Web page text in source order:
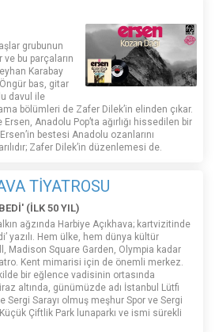
grubunun
ve bu parçaların
Karabay
bas, gitar
davul ile
bölümleri de Zafer Dilek’in elinden çıkar.
Anadolu Pop’ta ağırlığı hissedilen bir
bestesi Anadolu ozanlarını
Zafer Dilek’in düzenlemesi de.
TİYATROSU
(İLK 50 YIL)
ağzında Harbiye Açıkhava; kartvizitinde
yazılı. Hem ülke, hem dünya kültür
Madison Square Garden, Olympia kadar
Kent mimarisi için de önemli merkez.
bir eğlence vadisinin ortasında
altında, günümüzde adı İstanbul Lütfi
Sergi Sarayı olmuş meşhur Spor ve Sergi
Çiftlik Park lunaparkı ve ismi sürekli